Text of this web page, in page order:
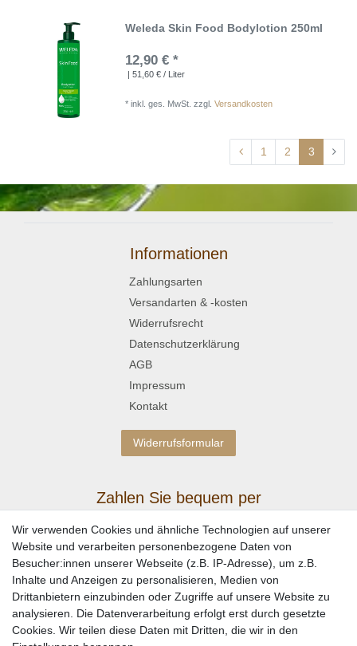
Weleda Skin Food Bodylotion 250ml
12,90 € *
| 51,60 € / Liter
*inkl. ges. MwSt. zzgl.Versandkosten
1 2 3
Informationen
Zahlungsarten
Versandarten & -kosten
Widerrufsrecht
Datenschutzerklärung
AGB
Impressum
Kontakt
Widerrufsformular
Zahlen Sie bequem per
Wir verwenden Cookies und ähnliche Technologien auf unserer
Website und verarbeiten personenbezogene Daten von
Besucher:innen unserer Webseite (z.B. IP-Adresse), um z.B.
Inhalte und Anzeigen zu personalisieren, Medien von
Drittanbietern einzubinden oder Zugriffe auf unsere Website zu
analysieren. Die Datenverarbeitung erfolgt erst durch gesetzte
Cookies. Wir teilen diese Daten mit Dritten, die wir in den